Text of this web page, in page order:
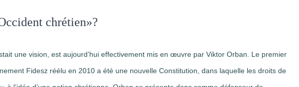
chrétien»?
une vision, est aujourd’hui effectivement mis en œuvre par Viktor Orban. Le premier
Fidesz réélu en 2010 a été une nouvelle Constitution, dans laquelle les droits de